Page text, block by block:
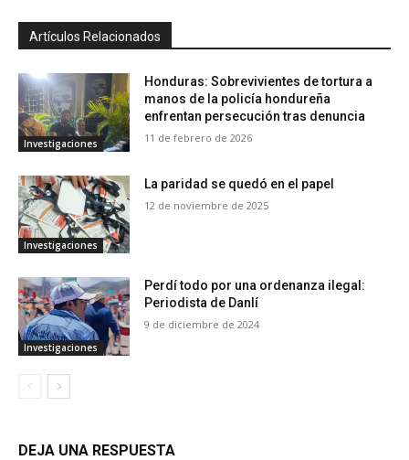
Artículos Relacionados
Investigaciones
Honduras: Sobrevivientes de tortura a
manos de la policía hondureña
enfrentan persecución tras denuncia
11 de febrero de 2026
Investigaciones
La paridad se quedó en el papel
12 de noviembre de 2025
Investigaciones
Perdí todo por una ordenanza ilegal:
Periodista de Danlí
9 de diciembre de 2024
DEJA UNA RESPUESTA